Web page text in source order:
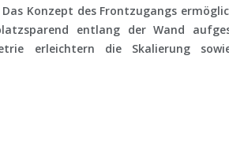
Konzept des Frontzugangs
entlang der Wand
erleichtern die Skalierung